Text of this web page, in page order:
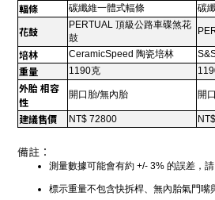
輻條 碳纖維一體式輻條 碳
花鼓 PERTUAL 頂級公路車碟煞花
鼓
培林 CeramicSpeed 陶瓷培林
重量 1190克
外胎相容
性
開口胎/無內胎 開
建議售價 NT$ 72800
備註：
測量數據可能會有約 +/- 3% 的誤差，
標示重量不包含快拆桿、無內胎氣門嘴